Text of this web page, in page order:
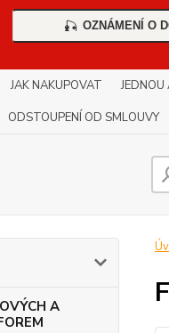
🎣 OZNÁMENÍ O
JAK NAKUPOVAT
ODSTOUPENÍ OD SMLOUVY
A